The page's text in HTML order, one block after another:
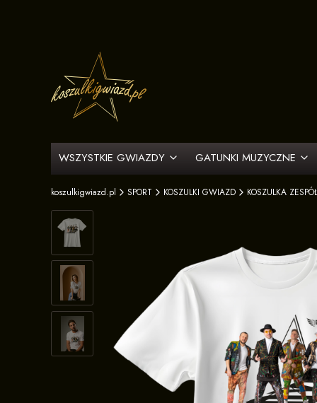
WSZYSTKIE GWIAZDY GATUNKI MUZYCZNE
koszulkigwiazd.pl SPORT KOSZULKI GWIAZD KOSZULKA